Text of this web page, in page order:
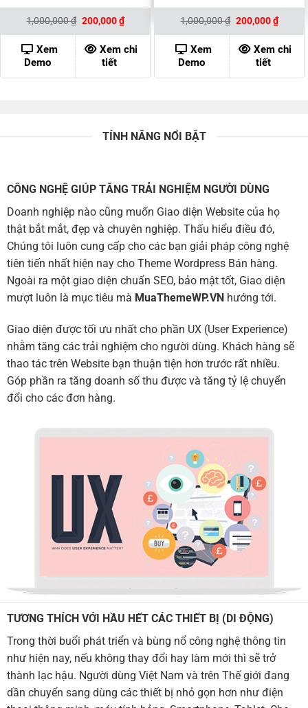
1,000,000₫ Giá
là:
1,000,000 ₫.
200,000₫Giá
hiện
tại
là:
200,000 ₫.
Xem
Demo
Xem chi
tiết
1,000,000₫ Giá
là:
1,000,000 ₫.
200,000₫Giá
hiện
tại
là:
Xem
Demo
Xem chi
tiết
TÍNH NĂNG NỔI BẬT
CÔNG NGHỆ GIÚP TĂNG TRẢI NGHIỆM NGƯỜI DÙNG
Doanh nghiệp nào cũng muốn Giao diện Website của họ
thật bắt mắt, đẹp và chuyên nghiệp. Thấu hiểu điều đó,
Chúng tôi luôn cung cấp cho các bạn giải pháp công nghệ
tiên tiến nhất hiện nay cho Theme Wordpress Bán hàng.
Ngoài ra một giao diện chuẩn SEO, bảo mật tốt, Giao diện
mượt luôn là mục tiêu mà MuaThemeWP.VN hướng tới.
Giao diện được tối ưu nhất cho phần UX (User Experience)
nhằm tăng các trải nghiệm cho người dùng. Khách hàng sẽ
thao tác trên Website bạn thuận tiện hơn trước rất nhiều.
Góp phần ra tăng doanh số thu được và tăng tỷ lệ chuyển
đổi cho các đơn hàng.
TƯƠNG THÍCH VỚI HẦU HẾT CÁC THIẾT BỊ (DI ĐỘNG)
Trong thời buổi phát triển và bùng nổ công nghệ thông tin
như hiện nay, nếu không thay đổi hay làm mới thì sẽ trở
thành lạc hậu. Người dùng Việt Nam và trên Thế giới đang
dần chuyển sang dùng các thiết bị nhỏ gọn hơn như điện